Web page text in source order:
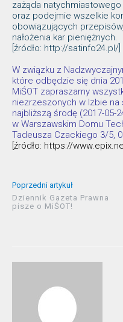
zażąda
oraz podejmie wszelkie
obowiązujących
nałożenia kar pieniężnych.
[źródło: http://satinfo24.pl/]
W związku z
które odbędzie się dnia
MiŚOT zapraszamy
niezrzeszonych w Izbie
najbliższą środę (2017-05-
w Warszawskim Domu
Tadeusza Czackiego 3/5,
[źródło: https://
Poprzedni artykuł
Dziennik Gazeta Prawna
pisze o MiŚOT!